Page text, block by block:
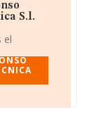
S.l.
el